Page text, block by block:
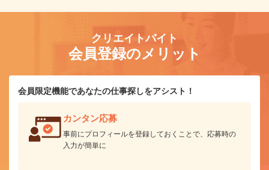
クリエイトバイト
会員登録のメリット
会員限定機能であなたの仕事探しをアシスト！
カンタン応募
事前にプロフィールを登録しておくことで、応募時の
入力が簡単に